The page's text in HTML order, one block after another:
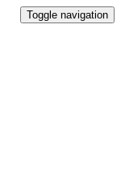
Toggle navigation